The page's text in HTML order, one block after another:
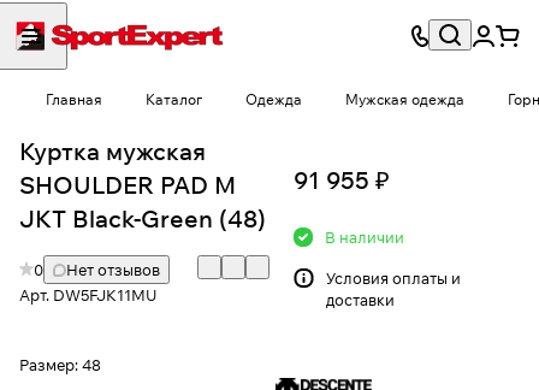
Главная Каталог Одежда Мужская одежда
Куртка мужская
SHOULDER PAD M
JKT Black-Green (48)
0
Нет отзывов
Арт. DW5FJK11MU
Размер:48
91 955 ₽
В наличии
Условия оплаты и
доставки